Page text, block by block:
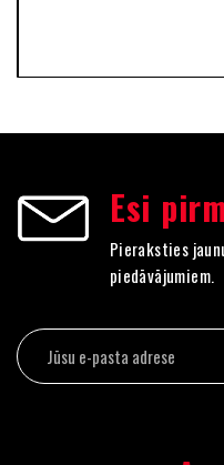
Esi
Pieraksties
piedāvājumiem.